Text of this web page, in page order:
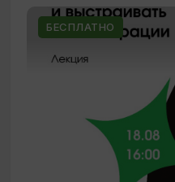
БЕСПЛАТНО